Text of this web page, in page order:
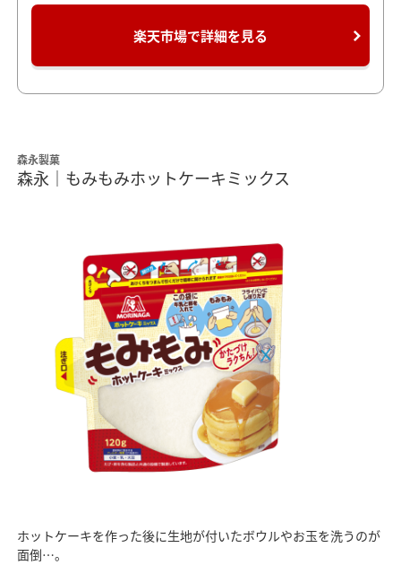
楽天市場で詳細を見る
森永製菓
森永｜もみもみホットケーキミックス
ホットケーキを作った後に生地が付いたボウルやお玉を洗うのが
面倒…。